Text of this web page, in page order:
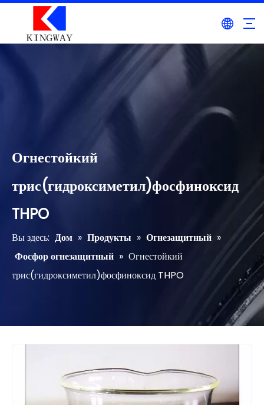
Огнестойкий
трис(гидроксиметил)фосфиноксид
THPO
Вы здесь: Дом » Продукты » Огнезащитный »
Фосфор огнезащитный » Огнестойкий
трис(гидроксиметил)фосфиноксид THPO